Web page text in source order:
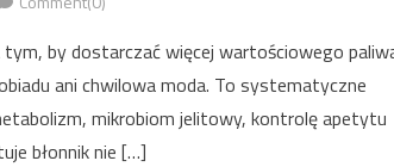
by dostarczać więcej wartościowego
ani chwilowa moda. To systematyczne
mikrobiom jelitowy, kontrolę apetytu
błonnik nie […]